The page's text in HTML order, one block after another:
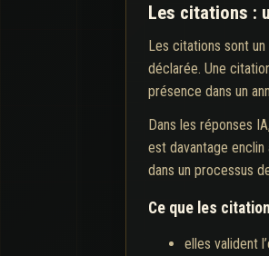
Les citations :
Les citations sont
déclarée. Une
présence dans un
Dans les réponses
est davantage
dans un processus
Ce que les
elles valident